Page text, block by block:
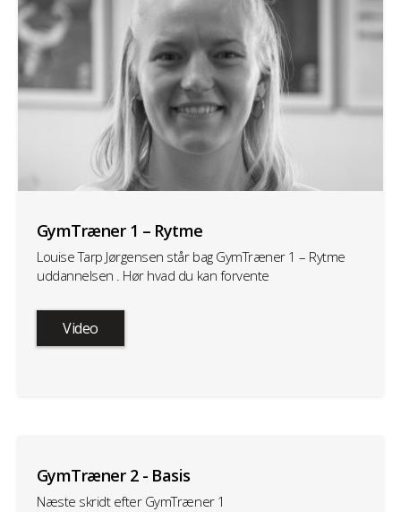
GymTræner 1 – Rytme
Louise Tarp Jørgensen står bag GymTræner 1 – Rytme
uddannelsen . Hør hvad du kan forvente
Video
GymTræner 2 - Basis
Næste skridt efter GymTræner 1